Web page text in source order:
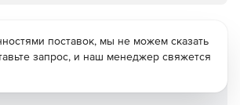
поставок, мы не можем сказать
запрос, и наш менеджер свяжется